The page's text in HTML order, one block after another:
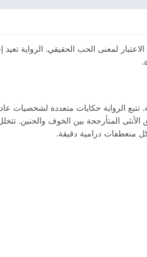
لمعنى الحب الحقيقي. الرواية تعيد
تتبع الرواية حكايات متعددة
الأنثى المتأرجحة بين الخوف والحنين.
منعطفات درامية دقيقة.